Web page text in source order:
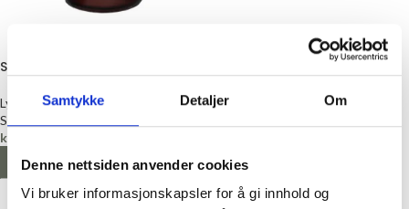
Samtykke Detaljer Om
Denne nettsiden anvender cookies
Vi bruker informasjonskapsler for å gi innhold og
Sögne Duftlys, Cozy
Lys og servietter
Sögne
kr
LEGG I HANDLEKURV
Sögne krus – Hvilepuls
Kopper
LEGG I HANDLEKURV